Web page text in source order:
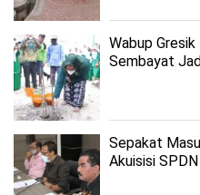
Wabup
Sembayat
Sepakat
Akuisisi